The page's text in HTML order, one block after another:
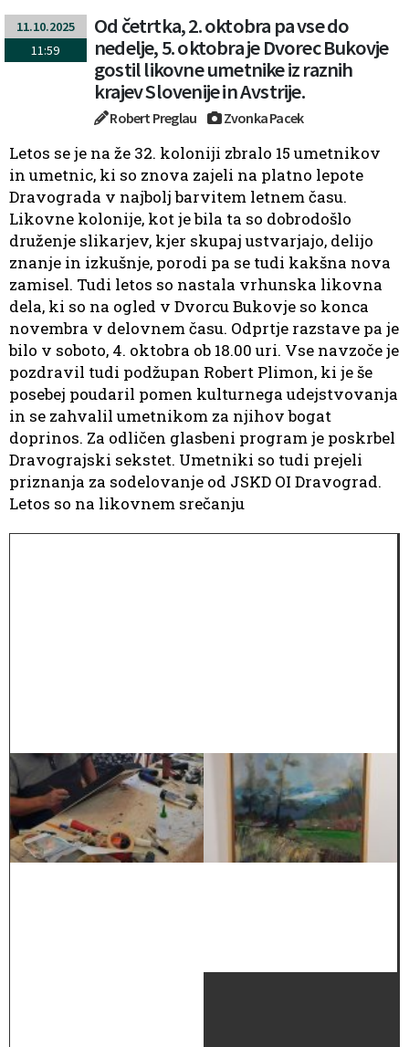
11.10.2025
11:59
Od četrtka, 2. oktobra pa vse do
nedelje, 5. oktobra je Dvorec Bukovje
gostil likovne umetnike iz raznih
krajev Slovenije in Avstrije.
Robert Preglau Zvonka Pacek
Letos se je na že 32. koloniji zbralo 15 umetnikov
in umetnic, ki so znova zajeli na platno lepote
Dravograda v najbolj barvitem letnem času.
Likovne kolonije, kot je bila ta so dobrodošlo
druženje slikarjev, kjer skupaj ustvarjajo, delijo
znanje in izkušnje, porodi pa se tudi kakšna nova
zamisel. Tudi letos so nastala vrhunska likovna
dela, ki so na ogled v Dvorcu Bukovje so konca
novembra v delovnem času. Odprtje razstave pa je
bilo v soboto, 4. oktobra ob 18.00 uri. Vse navzoče je
pozdravil tudi podžupan Robert Plimon, ki je še
posebej poudaril pomen kulturnega udejstvovanja
in se zahvalil umetnikom za njihov bogat
doprinos. Za odličen glasbeni program je poskrbel
Dravograjski sekstet. Umetniki so tudi prejeli
priznanja za sodelovanje od JSKD OI Dravograd.
Letos so na likovnem srečanju